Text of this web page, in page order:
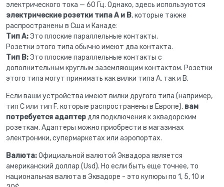
электрического тока — 60 Гц. Однако, здесь используются
электрические розетки типа A и B, которые также
распространены в Сша и Канаде:
Тип A:Это плоские параллельные контакты.
Розетки этого типа обычно имеют два контакта.
Тип B:Это плоские параллельные контакты с
дополнительным круглым заземляющим контактом. Розетки
этого типа могут принимать как вилки типа A, так и B.
Если ваши устройства имеют вилки другого типа (например,
тип C или тип F, которые распространены в Европе), вам
потребуется адаптердля подключения к эквадорским
розеткам. Адаптеры можно приобрести в магазинах
электроники, супермаркетах или аэропортах.
Валюта:Официальной валютой Эквадора является
американский доллар (Usd). Но если быть еще точнее, то
национальная валюта в Эквадоре - это купюры по 1, 5, 10 и